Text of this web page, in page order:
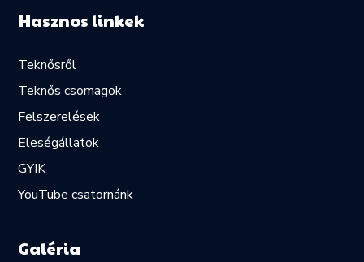
Hasznos linkek
Teknősről
Teknős csomagok
Felszerelések
Eleségállatok
GYIK
YouTube csatornánk
Galéria